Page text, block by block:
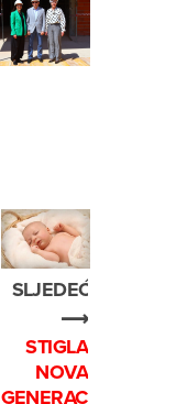
SLJEDEĆE
⟶
STIGLA
NOVA
GENERACIJA!